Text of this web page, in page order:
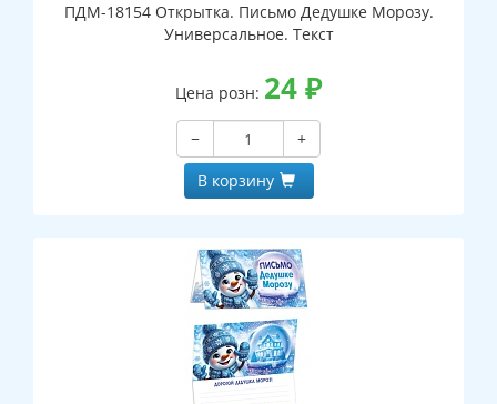
ПДМ-18154 Открытка. Письмо Дедушке Морозу.
Универсальное. Текст
Цена розн: 24₽
−
+
В корзину